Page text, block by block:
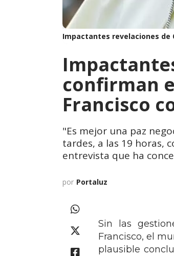
Impactantes revelaciones de
confirman
Francisco
"Es mejor una paz
tardes, a las 19 horas,
entrevista que ha
por Portaluz
Sin las
Francisco, el
plausible